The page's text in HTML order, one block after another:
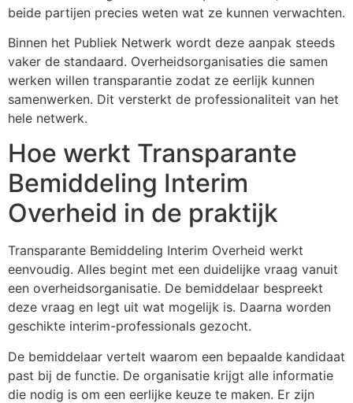
beide partijen precies weten wat ze kunnen verwachten.
Binnen het Publiek Netwerk wordt deze aanpak steeds
vaker de standaard. Overheidsorganisaties die samen
werken willen transparantie zodat ze eerlijk kunnen
samenwerken. Dit versterkt de professionaliteit van het
hele netwerk.
Hoe werkt Transparante
Bemiddeling Interim
Overheid in de praktijk
Transparante Bemiddeling Interim Overheid werkt
eenvoudig. Alles begint met een duidelijke vraag vanuit
een overheidsorganisatie. De bemiddelaar bespreekt
deze vraag en legt uit wat mogelijk is. Daarna worden
geschikte interim-professionals gezocht.
De bemiddelaar vertelt waarom een bepaalde kandidaat
past bij de functie. De organisatie krijgt alle informatie
die nodig is om een eerlijke keuze te maken. Er zijn